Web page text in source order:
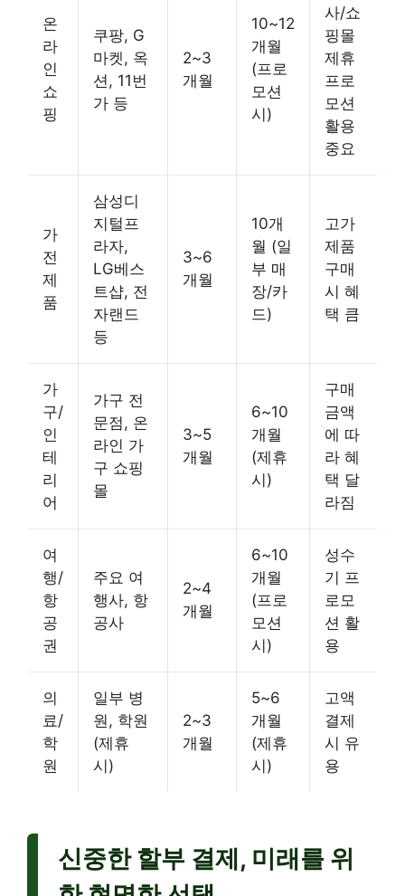
온
라
인
쇼
핑
쿠팡, G
마켓, 옥
션, 11번
가 등
2~3
개월
10~12
개월
(프로
모션
시)
사/쇼
핑몰
제휴
프로
모션
활용
중요
가
전
제
품
삼성디
지털프
라자,
LG베스
트샵, 전
자랜드
등
3~6
개월
10개
월 (일
부 매
장/카
드)
고가
제품
구매
시 혜
택 큼
가
구/
인
테
리
어
가구 전
문점, 온
라인 가
구 쇼핑
몰
3~5
개월
6~10
개월
(제휴
시)
구매
금액
에 따
라 혜
택 달
라짐
여
행/
항
공
권
주요 여
행사, 항
공사
2~4
개월
6~10
개월
(프로
모션
시)
성수
기 프
로모
션 활
용
의
료/
학
원
일부 병
원, 학원
(제휴
시)
2~3
개월
5~6
개월
(제휴
시)
고액
결제
시 유
용
신중한 할부 결제, 미래를 위